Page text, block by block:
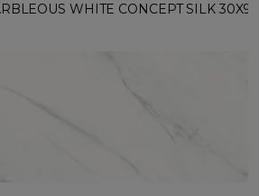
WHITE CONCEPT SILK